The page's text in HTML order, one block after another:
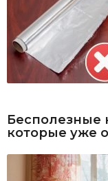
Бесполезные
которые уже